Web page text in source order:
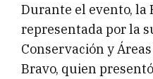
Durante el evento, la
representada por la
Conservación y
Bravo, quien